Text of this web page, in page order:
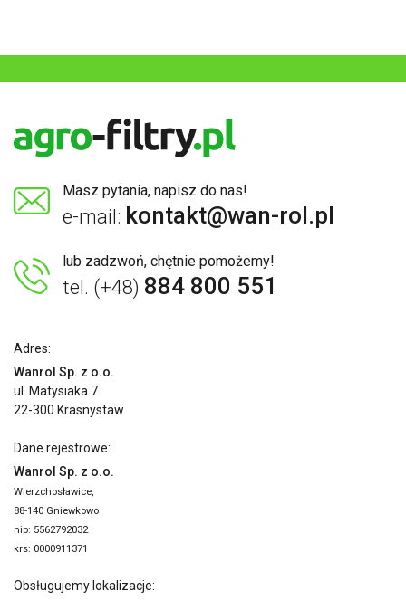
Masz pytania, napisz do nas!
e-mail: kontakt@wan-rol.pl
lub zadzwoń, chętnie pomożemy!
tel. (+48) 884 800 551
Adres:
Wanrol Sp. z o.o.
ul. Matysiaka 7
22-300 Krasnystaw
Dane rejestrowe:
Wanrol Sp. z o.o.
Wierzchosławice,
88-140 Gniewkowo
nip: 5562792032
krs: 0000911371
Obsługujemy lokalizacje: